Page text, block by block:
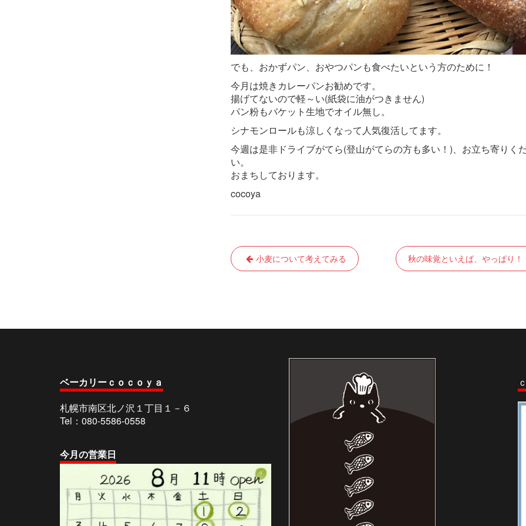
でも、おかずパン、おやつパンも食べたいという方のために！
今月は焼きカレーパンお勧めです。
揚げてないので軽～い(紙袋に油がつきません)
パン粉もバケット生地でオイル無し。
シナモンロールも涼しくなって人気復活してます。
今週は是非ドライブがてら(登山がてらの方も多い！)、お立ち寄りく
い。
おまちしております。
cocoya
投
稿
ゲ
小麦について考えてみる 秋の味覚といえば、やっぱり！
ベーカリーｃｏｃｏｙａ
札幌市南区北ノ沢１丁目１－６
Tel：080-5586-0558
今月の営業日